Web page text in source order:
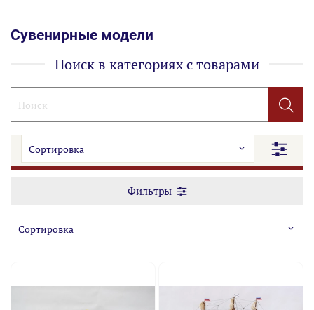
Сувенирные модели
Поиск в категориях с товарами
Фильтры